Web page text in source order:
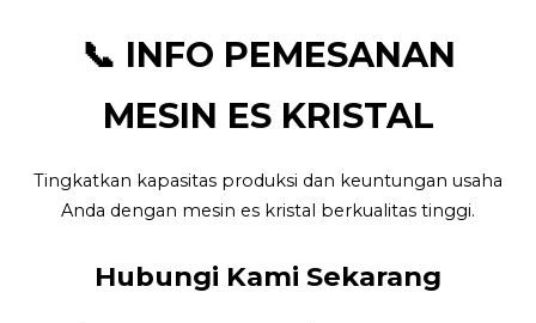
📞 INFO PEMESANAN
MESIN ES KRISTAL
Tingkatkan kapasitas produksi dan keuntungan usaha
Anda dengan mesin es kristal berkualitas tinggi.
Hubungi Kami Sekarang